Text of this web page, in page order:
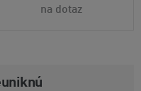
na dotaz